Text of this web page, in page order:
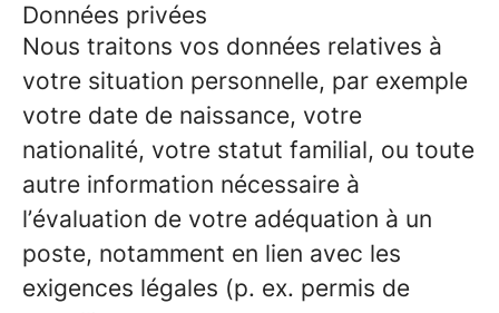
Données privées
Nous traitons vos données relatives à
votre situation personnelle, par exemple
votre date de naissance, votre
nationalité, votre statut familial, ou toute
autre information nécessaire à
l’évaluation de votre adéquation à un
poste, notamment en lien avec les
exigences légales (p. ex. permis de